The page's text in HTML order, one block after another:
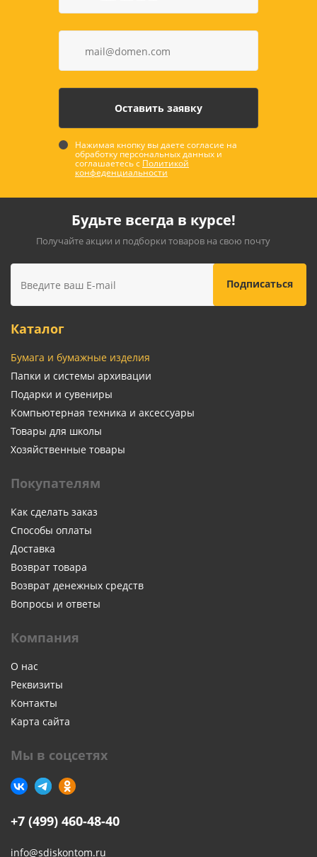
Нажимая кнопку вы даете согласие на
обработку персональных данных и
соглашаетесь с Политикой
конфеденциальности
Будьте всегда в курсе!
Получайте акции и подборки товаров на свою почту
Каталог
Бумага и бумажные изделия
Папки и системы архивации
Подарки и сувениры
Компьютерная техника и аксессуары
Товары для школы
Хозяйственные товары
Покупателям
Как сделать заказ
Способы оплаты
Доставка
Возврат товара
Возврат денежных средств
Вопросы и ответы
Компания
О нас
Реквизиты
Контакты
Карта сайта
Мы в соцсетях
+7 (499) 460-48-40
info@sdiskontom.ru